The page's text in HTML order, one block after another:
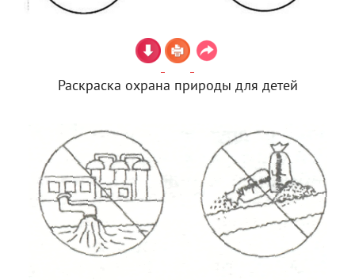
Раскраска охрана природы для детей